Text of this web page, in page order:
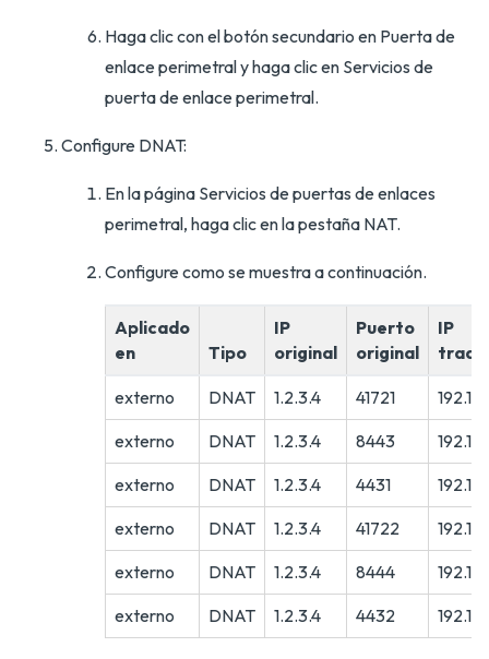
Haga clic con el botón secundario en Puerta de
enlace perimetral y haga clic en Servicios de
puerta de enlace perimetral.
Configure DNAT:
En la página Servicios de puertas de enlaces
perimetral, haga clic en la pestaña NAT.
Configure como se muestra a continuación.
Aplicado
en
Tipo
IP
original
Puerto
original
IP
externo DNAT 1.2.3.4 41721
externo
DNAT 1.2.3.4 8443
externo
DNAT 1.2.3.4 4431
externo
DNAT 1.2.3.4 41722
externo
DNAT 1.2.3.4 8444
externo
DNAT 1.2.3.4 4432